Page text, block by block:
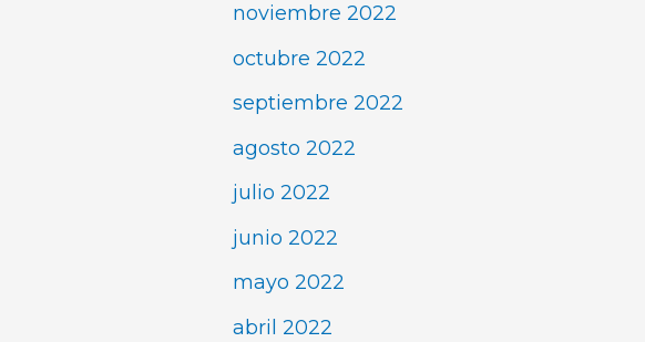
noviembre 2022
octubre 2022
septiembre 2022
agosto 2022
julio 2022
junio 2022
mayo 2022
abril 2022